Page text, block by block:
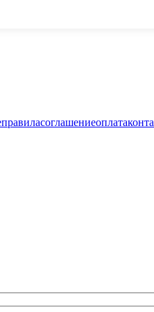
правиласоглашениеоплата